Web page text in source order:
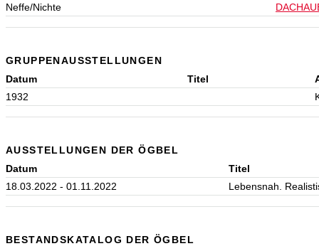
Neffe/Nichte
GRUPPENAUSSTELLUNGEN
Datum
Titel
1932
AUSSTELLUNGEN DER ÖGBEL
Datum
Titel
18.03.2022 - 01.11.2022
Lebensnah.
BESTANDSKATALOG DER ÖGBEL